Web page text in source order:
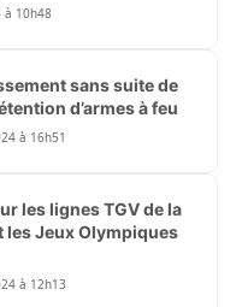
à 10h48
sans suite de
d’armes à feu
à 16h51
les lignes TGV de la
les Jeux Olympiques
à 12h13